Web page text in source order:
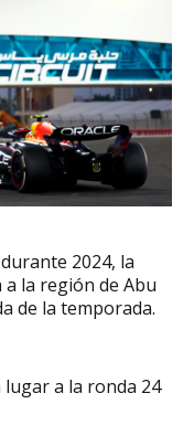
2024, la
a la región de Abu
de la temporada.
lugar a la ronda 24